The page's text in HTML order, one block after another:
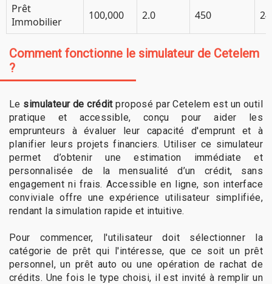
Prêt
Immobilier
100,000 2.0 450
Comment fonctionne le simulateur de Cetelem
?
Le simulateur de créditproposé par Cetelem est un outil
pratique et accessible, conçu pour aider les
emprunteurs à évaluer leur capacité d'emprunt et à
planifier leurs projets financiers. Utiliser ce simulateur
permet d’obtenir une estimation immédiate et
personnalisée de la mensualité d’un crédit, sans
engagement ni frais. Accessible en ligne, son interface
conviviale offre une expérience utilisateur simplifiée,
rendant la simulation rapide et intuitive.
Pour commencer, l'utilisateur doit sélectionner la
catégorie de prêt qui l'intéresse, que ce soit un prêt
personnel, un prêt auto ou une opération de rachat de
crédits. Une fois le type choisi, il est invité à remplir un